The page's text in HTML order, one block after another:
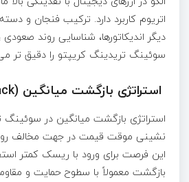
اتریوم کاربرد دارد. ترکیب فنجان و
دیگر اندیکاتورها، شناسایی روند
سوئینگ تریدینگ کریپتو را دقیق‌ تر
استراتژی بازگشت میانگین (Pullback)
استراتژی بازگشت میانگین در
نشینی موقت قیمت در جهت مخالف روند
این فرصت برای ورود با ریسک کمتر
بازگشت معمولاً با سطوح حمایت و